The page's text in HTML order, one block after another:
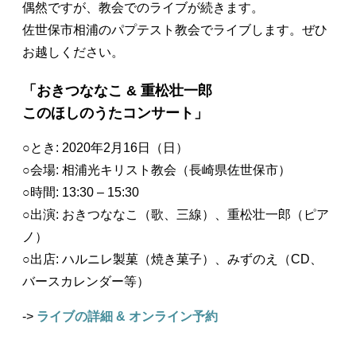
偶然ですが、教会でのライブが続きます。
佐世保市相浦のパプテスト教会でライブします。ぜひ
お越しください。
「おきつななこ & 重松壮一郎
このほしのうたコンサート」
○とき: 2020年2月16日（日）
○会場: 相浦光キリスト教会（長崎県佐世保市）
○時間: 13:30 – 15:30
○出演: おきつななこ（歌、三線）、重松壮一郎（ピア
ノ）
○出店: ハルニレ製菓（焼き菓子）、みずのえ（CD、
バースカレンダー等）
-> ライブの詳細 & オンライン予約